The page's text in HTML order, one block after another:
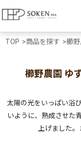
TOP >商品を探す >櫛
櫛野農園 ゆ
太陽の光をいっぱい浴
いように、熟成させた
上げました